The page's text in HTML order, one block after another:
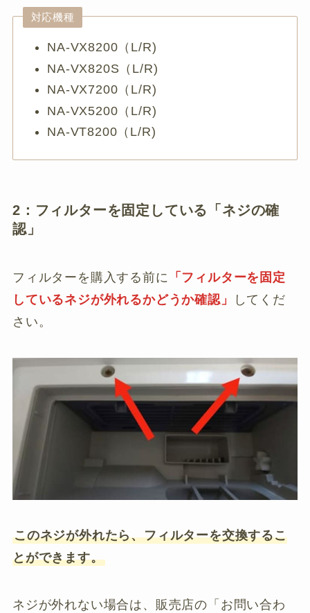
対応機種
NA-VX8200（L/R)
NA-VX820S（L/R)
NA-VX7200（L/R)
NA-VX5200（L/R)
NA-VT8200（L/R)
2：フィルターを固定している「ネジの確
認」
フィルターを購入する前に
「フィルターを固定
しているネジが外れるかどうか確認」
してくだ
さい。
このネジが外れたら、フィルターを交換するこ
とができます。
ネジが外れない場合は、販売店の「お問い合わ